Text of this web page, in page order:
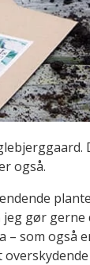
også.
gør gerne
som også